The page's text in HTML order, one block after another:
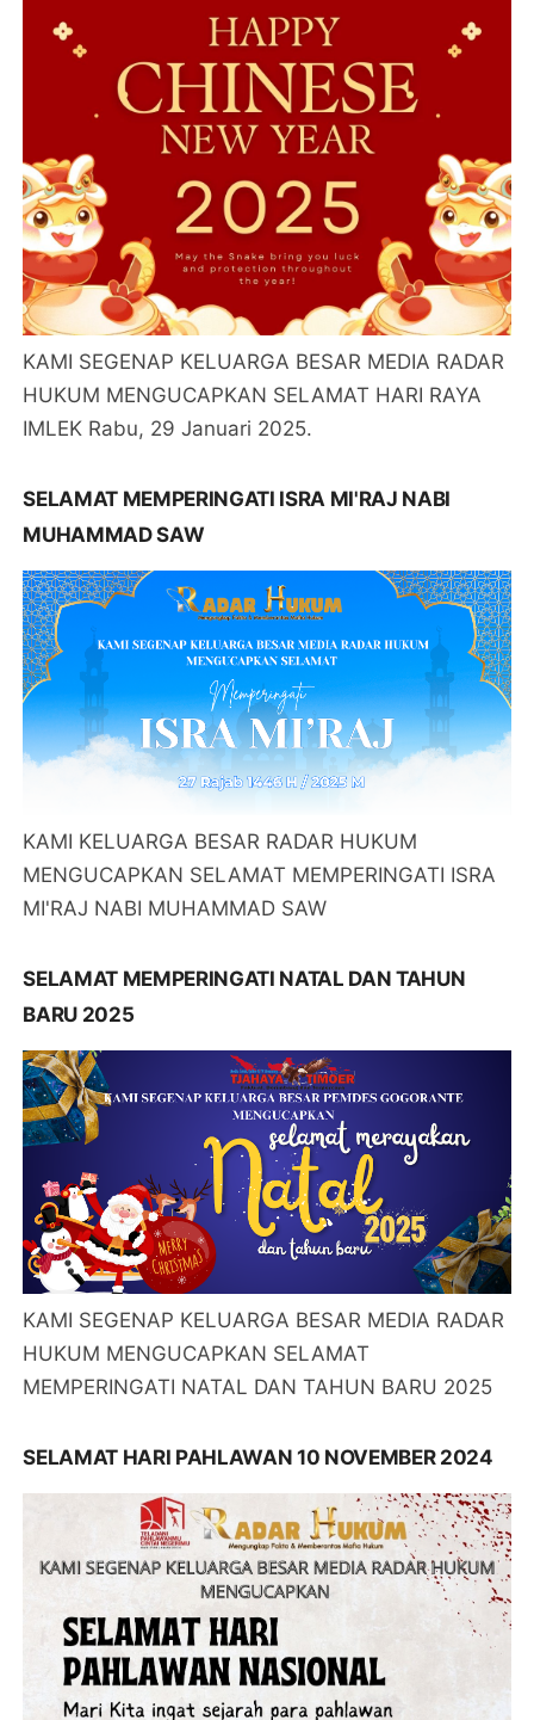
KAMI SEGENAP KELUARGA BESAR MEDIA RADAR
HUKUM MENGUCAPKAN SELAMAT HARI RAYA
IMLEK Rabu, 29 Januari 2025.
SELAMAT MEMPERINGATI ISRA MI'RAJ NABI
MUHAMMAD SAW
KAMI KELUARGA BESAR RADAR HUKUM
MENGUCAPKAN SELAMAT MEMPERINGATI ISRA
MI'RAJ NABI MUHAMMAD SAW
SELAMAT MEMPERINGATI NATAL DAN TAHUN
BARU 2025
KAMI SEGENAP KELUARGA BESAR MEDIA RADAR
HUKUM MENGUCAPKAN SELAMAT
MEMPERINGATI NATAL DAN TAHUN BARU 2025
SELAMAT HARI PAHLAWAN 10 NOVEMBER 2024